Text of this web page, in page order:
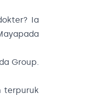
Ia
Group.
terpuruk